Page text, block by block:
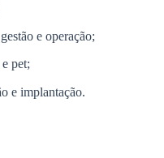
e operação;
pet;
e implantação.